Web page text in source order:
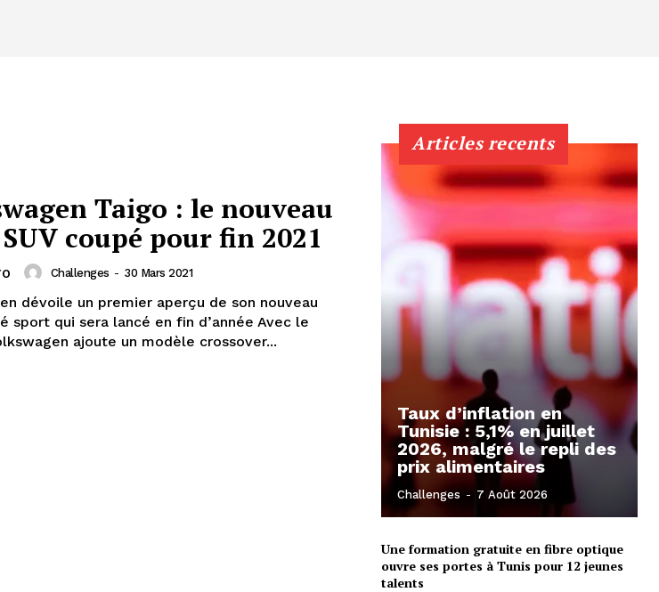
Taigo : le nouveau
coupé pour fin 2021
Challenges - 30 Mars 2021
dévoile un premier aperçu de son nouveau
sport qui sera lancé en fin d’année Avec le
ajoute un modèle crossover...
Articles recents
Taux d’inflation en
Tunisie : 5,1% en juillet
2026, malgré le repli des
prix alimentaires
Challenges - 7 Août 2026
Une formation gratuite en fibre optique
ouvre ses portes à Tunis pour 12 jeunes
talents